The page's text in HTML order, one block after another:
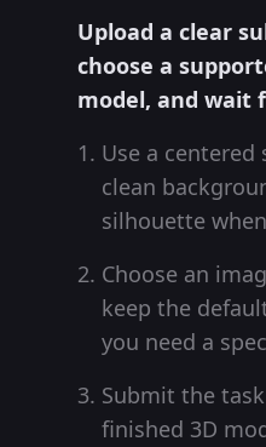
Upload a clear
choose a
model, and wait
Use a
clean
silhouette
Choose an
keep the
you need a
Submit the
finished 3D